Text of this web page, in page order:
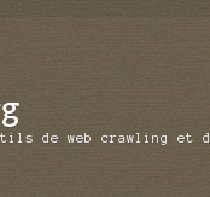
de web crawling et